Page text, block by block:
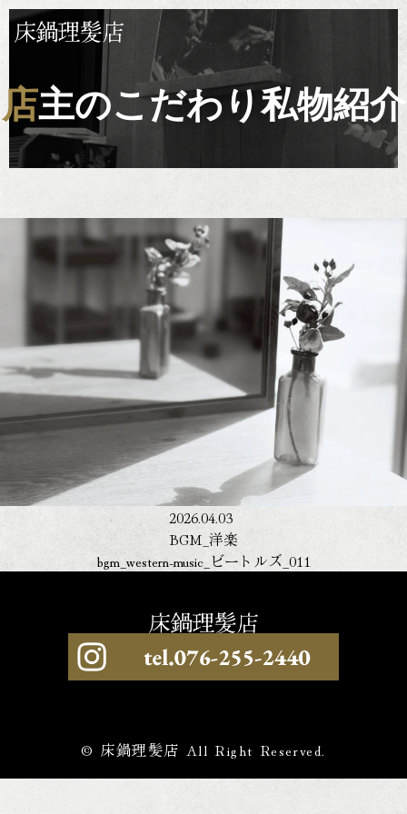
店主のこだわり私物紹介
2026.04.03
BGM_洋楽
bgm_western-music_ビートルズ_011
© 床鍋理髪店 All Right Reserved.